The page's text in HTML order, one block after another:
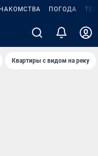
ПОГОДА
Квартиры с видом на реку